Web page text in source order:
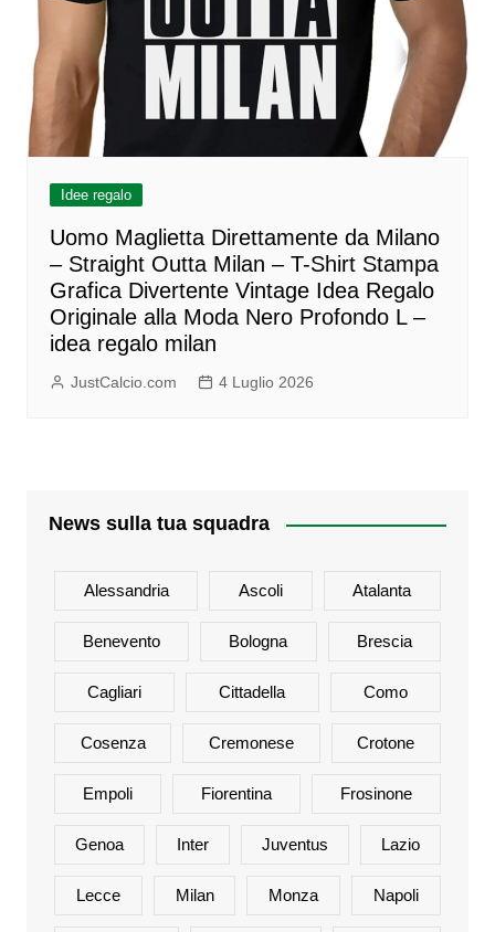
Idee regalo
Uomo Maglietta Direttamente da Milano
– Straight Outta Milan – T-Shirt Stampa
Grafica Divertente Vintage Idea Regalo
Originale alla Moda Nero Profondo L –
idea regalo milan
JustCalcio.com 4 Luglio 2026
News sulla tua squadra
Alessandria Ascoli Atalanta
Benevento Bologna Brescia
Cagliari Cittadella Como
Cosenza Cremonese Crotone
Empoli Fiorentina Frosinone
Genoa Inter Juventus Lazio
Lecce Milan Monza Napoli